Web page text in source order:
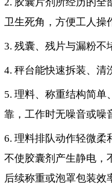
卫生死角，方便工人操
3. 残囊、残片与漏粉不
4. 秤台能快速拆装、清
5. 理料、称重结构简单
靠，工作时无噪音或噪
6. 理料排队动作轻微柔
不使胶囊剂产生静电，
后续称重或泡罩包装效